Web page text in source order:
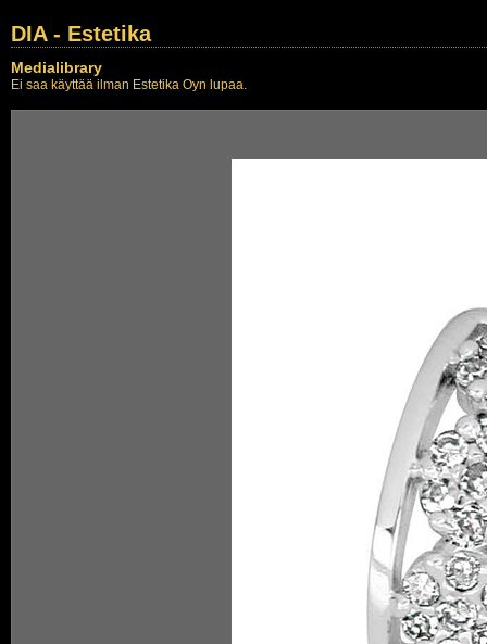
DIA - Estetika
Medialibrary
Ei saa käyttää ilman Estetika Oyn lupaa.